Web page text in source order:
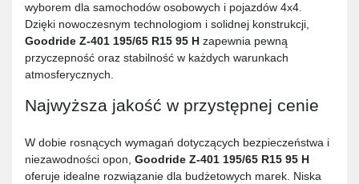
wyborem dla samochodów osobowych i pojazdów 4x4.
Dzięki nowoczesnym technologiom i solidnej konstrukcji,
Goodride Z-401 195/65 R15 95 H zapewnia pewną
przyczepność oraz stabilność w każdych warunkach
atmosferycznych.
Najwyższa jakość w przystępnej cenie
W dobie rosnących wymagań dotyczących bezpieczeństwa i
niezawodności opon, Goodride Z-401 195/65 R15 95 H
oferuje idealne rozwiązanie dla budżetowych marek. Niska